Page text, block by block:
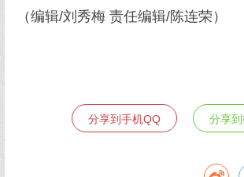
（编辑/刘秀梅 责任编辑/陈连荣）
分享到手机QQ 分享